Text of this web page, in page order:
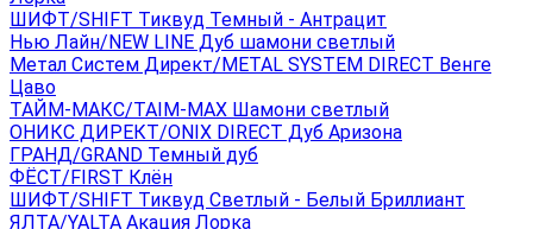
ШИФТ/SHIFT Тиквуд Темный - Антрацит
Нью Лайн/NEW LINE Дуб шамони светлый
Метал Систем Директ/METAL SYSTEM DIRECT Венге
Цаво
ТАЙМ-МАКС/TAIM-MAX Шамони светлый
ОНИКС ДИРЕКТ/ONIX DIRECT Дуб Аризона
ГРАНД/GRAND Темный дуб
ФЁСТ/FIRST Клён
ШИФТ/SHIFT Тиквуд Светлый - Белый Бриллиант
ЯЛТА/YALTA Акация Лорка